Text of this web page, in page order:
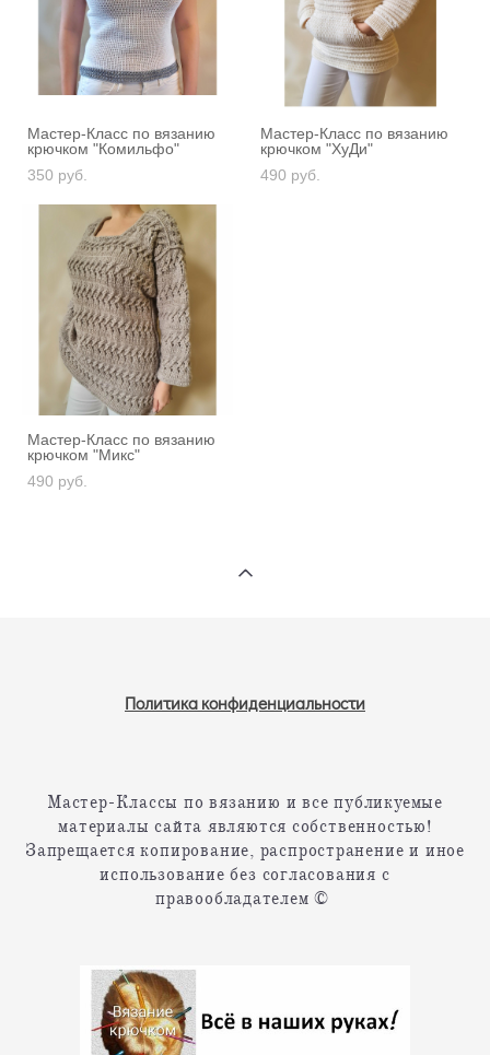
Мастер-Класс по вязанию
крючком "Комильфо"
350 pуб.
Мастер-Класс по вязанию
крючком "ХуДи"
490 pуб.
Мастер-Класс по вязанию
крючком "Микс"
490 pуб.
Политика конфиденциальности
Мастер-Классы по вязанию и все публикуемые
материалы сайта являются собственностью!
Запрещается копирование, распространение и иное
использование без согласования с
правообладателем ©